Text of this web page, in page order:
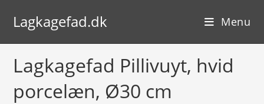
content
Lagkagefad.dk Menu
Lagkagefad Pillivuyt, hvid
porcelæn, Ø30 cm